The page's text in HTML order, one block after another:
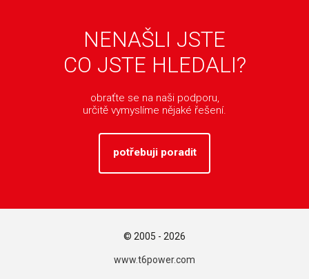
NENAŠLI JSTE
CO JSTE HLEDALI?
obraťte se na naši podporu,
určitě vymyslíme nějaké řešení.
potřebuji poradit
© 2005 - 2026
www.t6power.com